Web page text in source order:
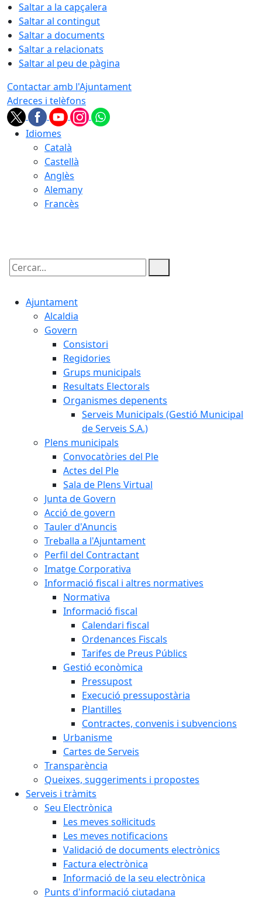
Saltar a la capçalera
Saltar al contingut
Saltar a documents
Saltar a relacionats
Saltar al peu de pàgina
Contactar amb l'Ajuntament
Adreces i telèfons
Idiomes
Català
Castellà
Anglès
Alemany
Francès
Cercar:
Ajuntament
Alcaldia
Govern
Consistori
Regidories
Grups municipals
Resultats Electorals
Organismes depenents
Serveis Municipals (Gestió Municipal
de Serveis S.A.)
Plens municipals
Convocatòries del Ple
Actes del Ple
Sala de Plens Virtual
Junta de Govern
Acció de govern
Tauler d'Anuncis
Treballa a l'Ajuntament
Perfil del Contractant
Imatge Corporativa
Informació fiscal i altres normatives
Normativa
Informació fiscal
Calendari fiscal
Ordenances Fiscals
Tarifes de Preus Públics
Gestió econòmica
Pressupost
Execució pressupostària
Plantilles
Contractes, convenis i subvencions
Urbanisme
Cartes de Serveis
Transparència
Queixes, suggeriments i propostes
Serveis i tràmits
Seu Electrònica
Les meves sol·licituds
Les meves notificacions
Validació de documents electrònics
Factura electrònica
Informació de la seu electrònica
Punts d'informació ciutadana